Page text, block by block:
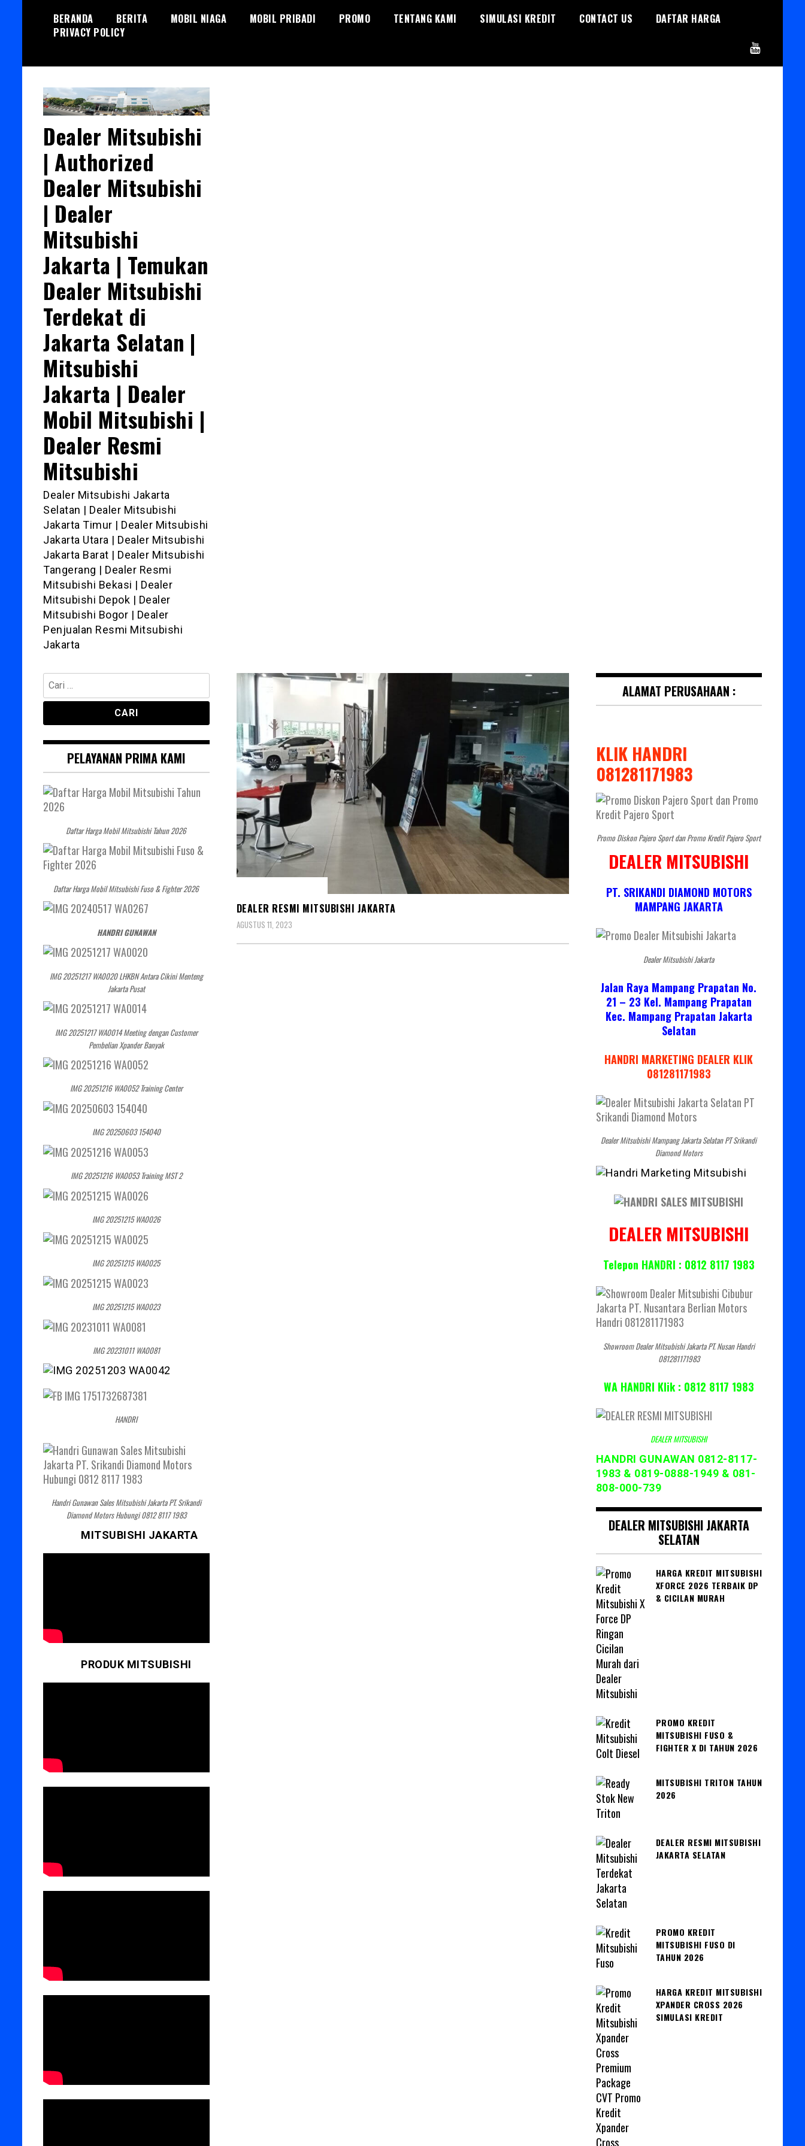
BERANDA BERITA MOBIL NIAGA MOBIL PRIBADI PROMO TENTANG KAMI SIMULASI KREDIT CONTACT US
DAFTAR HARGA
PRIVACY POLICY
Dealer Mitsubishi
| Authorized
Dealer Mitsubishi
| Dealer
Mitsubishi
Jakarta | Temukan
Dealer Mitsubishi
Terdekat di
Jakarta Selatan |
Mitsubishi
Jakarta | Dealer
Mobil Mitsubishi |
Dealer Resmi
Mitsubishi
Dealer Mitsubishi Jakarta
Selatan | Dealer Mitsubishi
Jakarta Timur | Dealer Mitsubishi
Jakarta Utara | Dealer Mitsubishi
Jakarta Barat | Dealer Mitsubishi
Tangerang | Dealer Resmi
Mitsubishi Bekasi | Dealer
Mitsubishi Depok | Dealer
Mitsubishi Bogor | Dealer
Penjualan Resmi Mitsubishi
Jakarta
DEALER RESMI MITSUBISHI JAKARTA
AGUSTUS 11, 2023
Cari
untuk:
PELAYANAN PRIMA KAMI
Daftar Harga Mobil Mitsubishi Tahun 2026
Daftar Harga Mobil Mitsubishi Fuso & Fighter 2026
HANDRI GUNAWAN
IMG 20251217 WA0020 LHKBN Antara Cikini Menteng
Jakarta Pusat
IMG 20251217 WA0014 Meeting dengan Customer
Pembelian Xpander Banyak
IMG 20251216 WA0052 Training Center
IMG 20250603 154040
IMG 20251216 WA0053 Training MST 2
IMG 20251215 WA0026
IMG 20251215 WA0025
IMG 20251215 WA0023
IMG 20231011 WA0081
HANDRI
Handri Gunawan Sales Mitsubishi Jakarta PT. Srikandi
Diamond Motors Hubungi 0812 8117 1983
MITSUBISHI JAKARTA
PRODUK MITSUBISHI
ALAMAT PERUSAHAAN :
KLIK HANDRI
081281171983
Promo Diskon Pajero Sport dan Promo Kredit Pajero Sport
DEALER MITSUBISHI
PT. SRIKANDI DIAMOND MOTORS
MAMPANG JAKARTA
Dealer Mitsubishi Jakarta
Jalan Raya Mampang Prapatan No.
21 – 23 Kel. Mampang Prapatan
Kec. Mampang Prapatan Jakarta
Selatan
HANDRI MARKETING DEALER KLIK
081281171983
Dealer Mitsubishi Mampang Jakarta Selatan PT Srikandi
Diamond Motors
DEALER MITSUBISHI
Telepon HANDRI : 0812 8117 1983
Showroom Dealer Mitsubishi Jakarta PT. Nusan Handri
081281171983
WA HANDRI Klik : 0812 8117 1983
DEALER MITSUBISHI
HANDRI GUNAWAN 0812-8117-
1983 & 0819-0888-1949 & 081-
808-000-739
DEALER MITSUBISHI JAKARTA
SELATAN
HARGA KREDIT MITSUBISHI
XFORCE 2026 TERBAIK DP
& CICILAN MURAH
PROMO KREDIT
MITSUBISHI FUSO &
FIGHTER X DI TAHUN 2026
MITSUBISHI TRITON TAHUN
2026
DEALER RESMI MITSUBISHI
JAKARTA SELATAN
PROMO KREDIT
MITSUBISHI FUSO DI
TAHUN 2026
HARGA KREDIT MITSUBISHI
XPANDER CROSS 2026
SIMULASI KREDIT